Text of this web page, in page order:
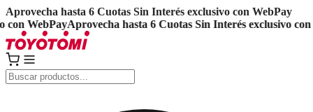
Aprovecha hasta 6 Cuotas Sin Interés exclusivo con WebPay
WebPayAprovecha hasta 6 Cuotas Sin Interés exclusivo con